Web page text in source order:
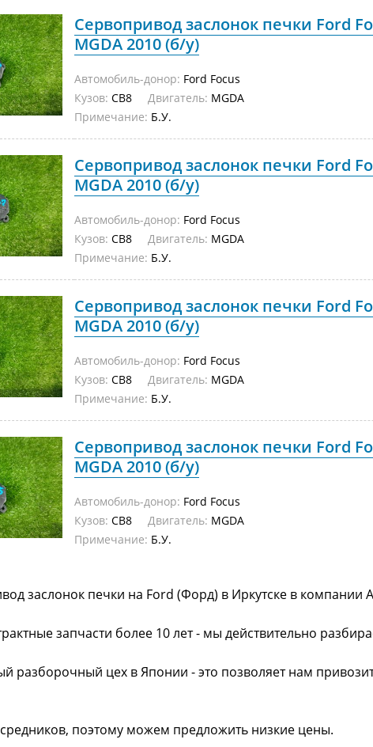
Сервопривод заслонок печки Ford
MGDA 2010 (б/у)
Автомобиль-донор: Ford Focus
Кузов: CB8 Двигатель: MGDA
Примечание: Б.У.
Сервопривод заслонок печки Ford
MGDA 2010 (б/у)
Автомобиль-донор: Ford Focus
Кузов: CB8 Двигатель: MGDA
Примечание: Б.У.
Сервопривод заслонок печки Ford
MGDA 2010 (б/у)
Автомобиль-донор: Ford Focus
Кузов: CB8 Двигатель: MGDA
Примечание: Б.У.
Сервопривод заслонок печки Ford
MGDA 2010 (б/у)
Автомобиль-донор: Ford Focus
Кузов: CB8 Двигатель: MGDA
Примечание: Б.У.
заслонок печки на Ford (Форд) в Иркутске в компании
запчасти более 10 лет - мы действительно
разборочный цех в Японии - это позволяет нам
поэтому можем предложить низкие цены.